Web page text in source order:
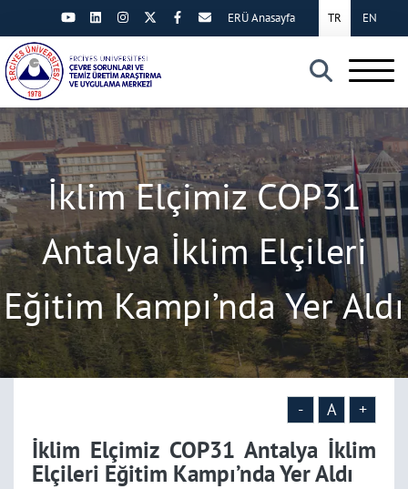
×
TR EN
ERÜ Anasayfa
İklim Elçimiz COP31
Antalya İklim Elçileri
Eğitim Kampı’nda Yer Aldı
- A +
İklim Elçimiz COP31 Antalya İklim
Elçileri Eğitim Kampı’nda Yer Aldı